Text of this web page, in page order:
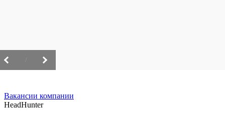
Вакансии компании
HeadHunter